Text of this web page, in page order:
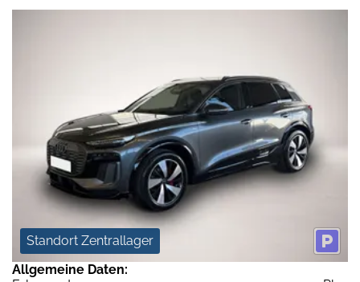
Standort Zentrallager
Allgemeine Daten: